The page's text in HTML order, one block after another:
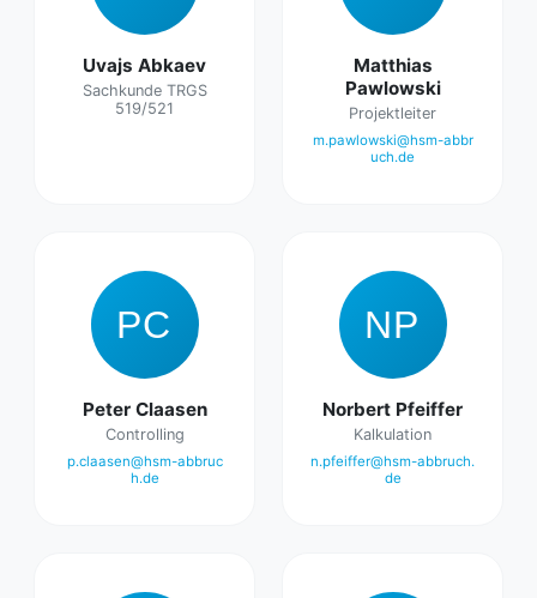
Uvajs Abkaev
Sachkunde TRGS
519/521
Matthias
Pawlowski
Projektleiter
m.pawlowski@hsm-abbr
uch.de
PC
Peter Claasen
Controlling
p.claasen@hsm-abbruc
h.de
NP
Norbert Pfeiffer
Kalkulation
n.pfeiffer@hsm-abbruch.
de